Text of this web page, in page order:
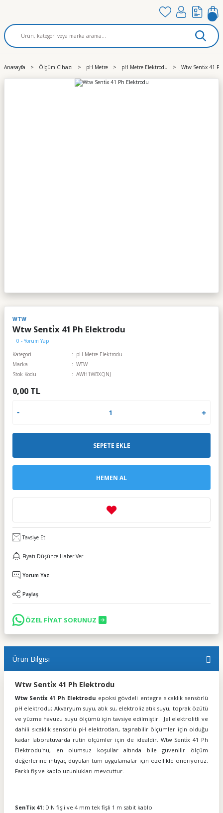
Anasayfa Ölçüm Cihazı pH Metre pH Metre Elektrodu Wtw Senti̇x 41
WTW
Wtw Senti̇x 41 Ph Elektrodu
0 - Yorum Yap
Kategori
pH Metre Elektrodu
Marka
WTW
Stok Kodu
AWH1WBXQNJ
0,00 TL
SEPETE EKLE
HEMEN AL
Tavsiye Et
Fiyatı Düşünce Haber Ver
Yorum Yaz
Paylaş
ÖZEL FİYAT SORUNUZ
Ürün Bilgisi
Wtw Senti̇x 41 Ph Elektrodu
Wtw Senti̇x 41 Ph Elektrodu epoksi gövdeli entegre sıcaklık sensörlü
pH elektrodu; Akvaryum suyu, atık su, elektroliz atık suyu, toprak özütü
ve yüzme havuzu suyu ölçümü için tavsiye edilmiştir. Jel elektrolitli ve
dahili sıcaklık sensörlü pH elektrotları, taşınabilir ölçümler için olduğu
kadar laboratuvarda rutin ölçümler için de idealdir. Wtw Senti̇x 41 Ph
Elektrodu'nu, en olumsuz koşullar altında bile güvenilir ölçüm
değerlerine ihtiyaç duyulan tüm uygulamalar için özellikle öneriyoruz.
Farklı fiş ve kablo uzunlukları mevcuttur.
SenTix 41: DIN fişli ve 4 mm tek fişli 1 m sabit kablo